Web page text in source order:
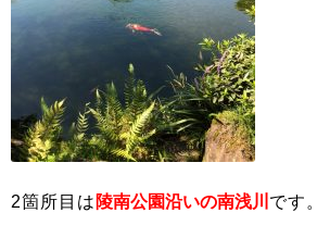
2箇所目は 陵南公園沿いの南浅川 です。